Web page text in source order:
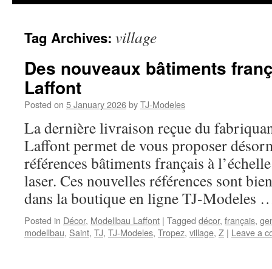
Tag Archives: village
Des nouveaux bâtiments
Laffont
Posted on 5 January 2026byTJ-Modeles
La dernière livraison reçue du
Laffont permet de vous proposer
références bâtiments français à
laser. Ces nouvelles références sont
dans la boutique en ligne TJ-Modeles
Posted in Décor, Modellbau Laffont | Tagged décor, français,
modellbau, Saint, TJ, TJ-Modeles, Tropez, village, Z | Leave a